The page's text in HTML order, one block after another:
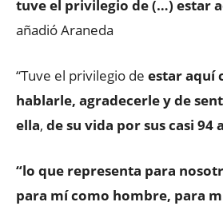
tuve el privilegio de (…) estar
añadió Araneda
“Tuve el privilegio de estar aquí
hablarle, agradecerle y de
ella, de su vida por sus casi 94
“lo que representa para
para mí como hombre, para